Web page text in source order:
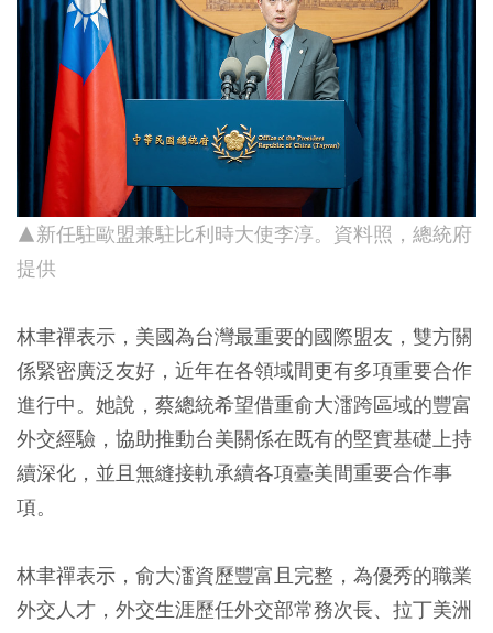
▲新任駐歐盟兼駐比利時大使李淳。資料照，總統府
提供
林聿禪表示，美國為台灣最重要的國際盟友，雙方關
係緊密廣泛友好，近年在各領域間更有多項重要合作
進行中。她說，蔡總統希望借重俞大㵢跨區域的豐富
外交經驗，協助推動台美關係在既有的堅實基礎上持
續深化，並且無縫接軌承續各項臺美間重要合作事
項。
林聿禪表示，俞大㵢資歷豐富且完整，為優秀的職業
外交人才，外交生涯歷任外交部常務次長、拉丁美洲